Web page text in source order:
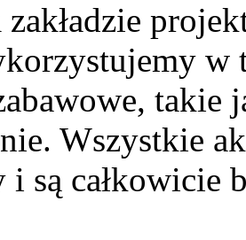
takie
Wszystkie
są całkowicie